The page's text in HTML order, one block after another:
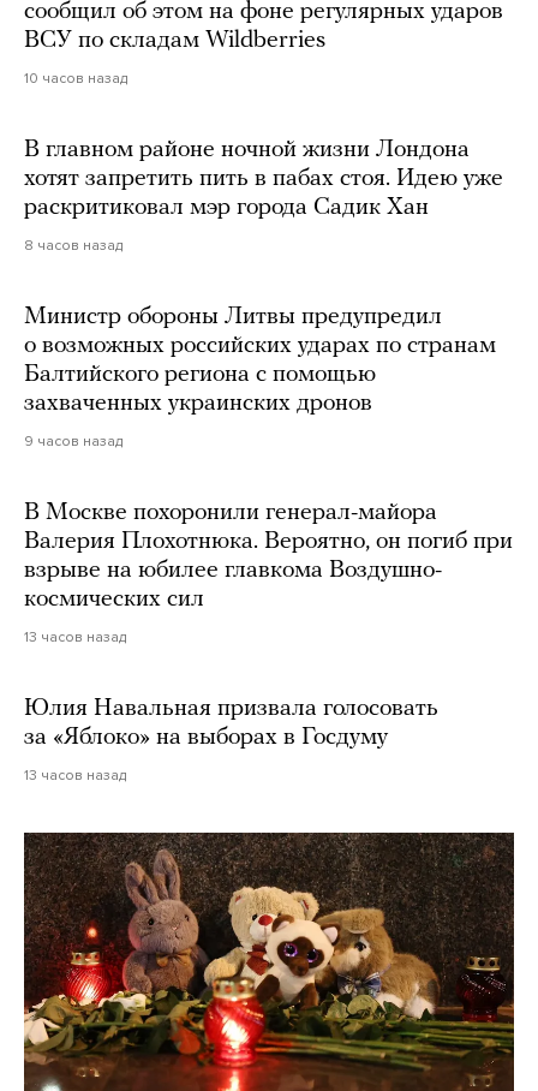
сообщил об этом на фоне регулярных ударов
ВСУ по складам Wildberries
10 часов назад
В главном районе ночной жизни Лондона
хотят запретить пить в пабах стоя. Идею уже
раскритиковал мэр города Садик Хан
8 часов назад
Министр обороны Литвы предупредил
о возможных российских ударах по странам
Балтийского региона с помощью
захваченных украинских дронов
9 часов назад
В Москве похоронили генерал-майора
Валерия Плохотнюка. Вероятно, он погиб при
взрыве на юбилее главкома Воздушно-
космических сил
13 часов назад
Юлия Навальная призвала голосовать
за «Яблоко» на выборах в Госдуму
13 часов назад